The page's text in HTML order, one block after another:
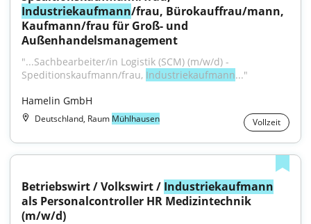
Industriekaufmann/frau, Bürokauffrau/mann,
Kaufmann/frau für Groß- und
Außenhandelsmanagement
"...Sachbearbeiter/in Logistik (SCM) (m/w/d) -
Speditionskaufmann/frau, Industriekaufmann..."
Hamelin GmbH
Deutschland, Raum Mühlhausen Vollzeit
Betriebswirt / Volkswirt / Industriekaufmann
als Personalcontroller HR Medizintechnik
(m/w/d)